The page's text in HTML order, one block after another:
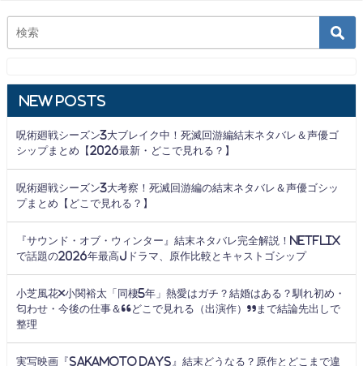
New Posts
呪術廻戦シーズン3大ブレイク中！死滅回游編結末ネタバレ＆声優ゴ
シップまとめ【2026最新・どこで見れる？】
呪術廻戦シーズン3大考察！死滅回游編の結末ネタバレ＆声優ゴシッ
プまとめ【どこで見れる？】
『サウンド・オブ・ウィンター』結末ネタバレ完全解説！Netflix
で話題の2026年最高Jドラマ、原作比較とキャストゴシップ
小芝風花×小関裕太「同棲5年」熱愛はガチ？結婚はある？馴れ初め・
匂わせ・今後の仕事＆“どこで見れる（出演作）”まで結論先出しで
整理
実写映画『SAKAMOTO DAYS』結末どうなる？原作とどこまで違